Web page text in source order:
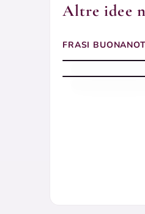
Altre idee
FRASI
calmo
margherita bianca